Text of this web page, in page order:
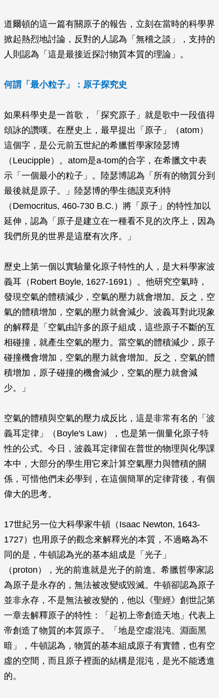
道爾頓的這一篇有關原子的報告，立刻在當時的科學界
掀起熱烈地討論，反對的人認為「無稽之談」，支持的
人則認為「這是最接近探討物質本質的理論」。
何謂「最小粒子」：原子探究史
如果科學史是一首歌，「探究原子」就是歌中一段值得
頌詠的讚嘆。在歷史上，最早提出「原子」（atom）
這個字，是公元前五世紀的希臘哲學家陸瑟博
（Leucipple）。atom是a-tom的合字，在希臘文中表
示「一個最小的粒子」。陸瑟博認為「所有的物質分到
最後就是原子。」陸瑟博的學生德謨克利特
（Democritus, 460-730 B.C.）將「原子」的特性加以
延伸，認為「原子是建立在一種看不見的次序上，因為
我們所見的世界是這麼有次序。」
歷史上第一個以實驗量化原子特性的人，是大科學家波
義耳（Robert Boyle, 1627-1691）。他研究空氣時，
發現空氣的體積減少，空氣的壓力就會增加。反之，空
氣的體積增加，空氣的壓力就會減少。波義耳對此現象
的解釋是「空氣由許多的原子組成，這些原子不斷的互
相碰撞，就產生空氣的壓力。當空氣的體積減少，原子
碰撞機會增加，空氣的壓力就會增加。反之，空氣的體
積增加，原子碰撞的機會減少，空氣的壓力就會減
少。」
空氣的體積與空氣的壓力成反比，這是非常有名的「波
義耳定律」（Boyle's Law），也是第一個量化原子特
性的公式。今日，波義耳定律留在普世的物理與化學課
本中，大部分的學生用它來計算空氣壓力與體積的關
係，可惜他們未必學到，在這個簡單的定律背後，有個
偉大的思考。
17世紀另一位大科學家牛頓（Isaac Newton, 1643-
1727）也用原子的觀念來解釋光的本質，不過略為不
同的是，牛頓認為光的基本組成是「光子」
（proton），光的前進就是光子的前進。希臘哲學家認
為原子是永存的，無法被改變或毀滅。牛頓卻認為原子
並非永存，不是無法被改變的，他以《聖經》創世記第
一章去解釋原子的特性：「起初上帝創造天地」代表上
帝創造了物質的本質原子。「地是空虛混沌、淵面黑
暗」，牛頓認為，物質的基本組成原子有實體，也有空
虛的空間，而且原子裡面的結構是混沌，是光不能透進
的。